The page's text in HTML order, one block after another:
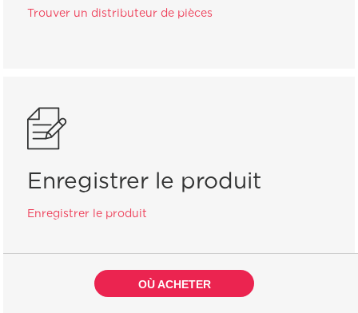
Trouver un distributeur de pièces
Enregistrer le produit
Enregistrer le produit
OÙ ACHETER